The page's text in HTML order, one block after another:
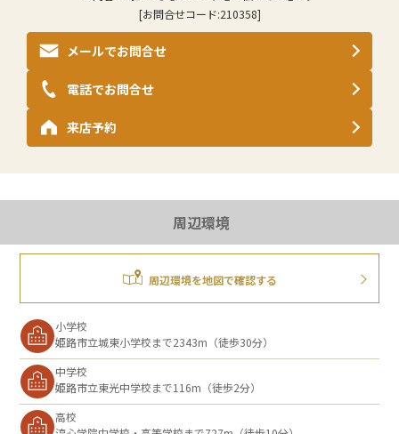
[お問合せコード:210358]
メールでお問合せ
来店予約
電話でお問合せ
周辺環境
周辺環境を地図で確認する
小学校
姫路市立城東小学校まで2343m（徒歩30分）
中学校
姫路市立東光中学校まで116m（徒歩2分）
高校